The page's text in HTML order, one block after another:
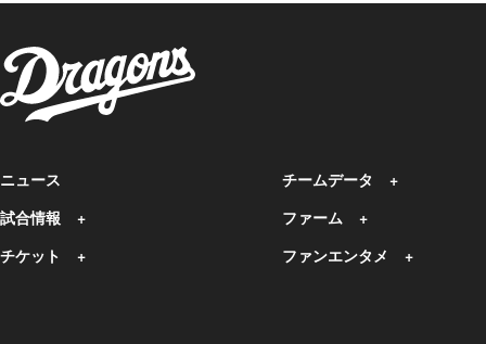
ニュース
試合情報
チケット
チームデータ
ファーム
ファンエンタメ